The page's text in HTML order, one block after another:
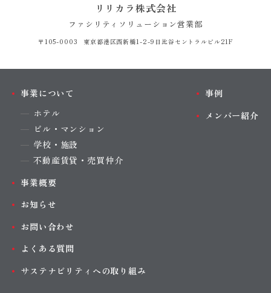
リリカラ株式会社
ファシリティソリューション営業部
〒105-0003 東京都港区西新橋1-2-9 日比谷セントラルビル21F
事業について
ホテル
ビル・マンション
学校・施設
不動産賃貸・売買仲介
事例
メンバー紹介
事業概要
お知らせ
お問い合わせ
よくある質問
サステナビリティへの取り組み